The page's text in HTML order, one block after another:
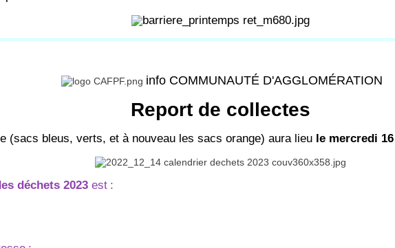
info COMMUNAUTÉ D'AGGLOMÉRATION
Report de collectes
(sacs bleus, verts, et à nouveau les sacs orange) aura lieu le mercredi
déchets 2023 est :